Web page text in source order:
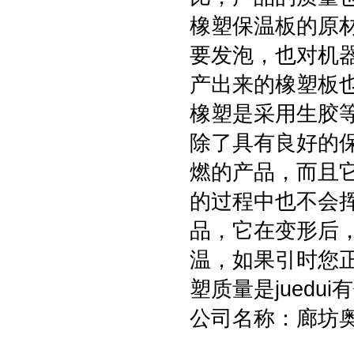
橡塑保温板的原
要发泡，也对机
产出来的橡塑板
橡塑是采用生胶
除了具有良好的
燃的产品，而且
的过程中也不会
品，它在变形后
温，如果引时您
塑质量是juedui
公司名称：廊坊